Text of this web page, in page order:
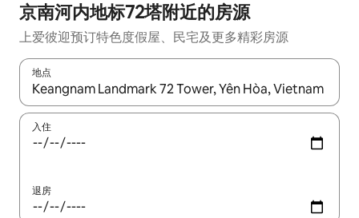
京南河内地标72塔附近的房源
上爱彼迎预订特色度假屋、民宅及更多精彩房源
地点
如有搜索结果，请使用上下方向键查看，或通过点击或滑动手势
入住
退房